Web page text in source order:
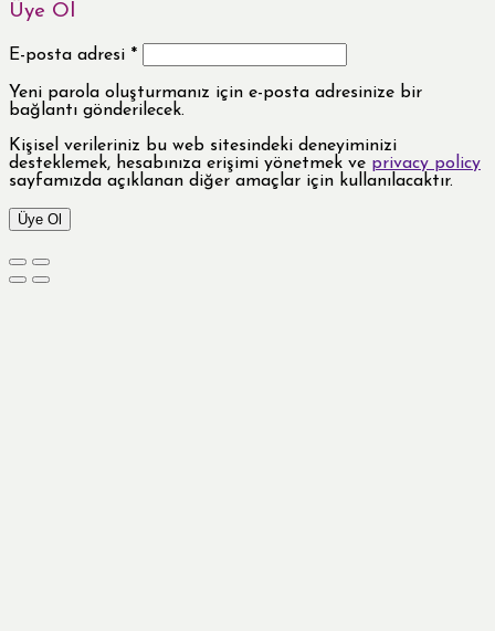
Üye Ol
E-posta adresi *
Yeni parola oluşturmanız için e-posta adresinize bir
bağlantı gönderilecek.
Kişisel verileriniz bu web sitesindeki deneyiminizi
desteklemek, hesabınıza erişimi yönetmek ve privacy policy
sayfamızda açıklanan diğer amaçlar için kullanılacaktır.
Üye Ol